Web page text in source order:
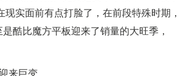
实面前有点打脸了，在前段特殊时期，
酷比魔方平板迎来了销量的大旺季，